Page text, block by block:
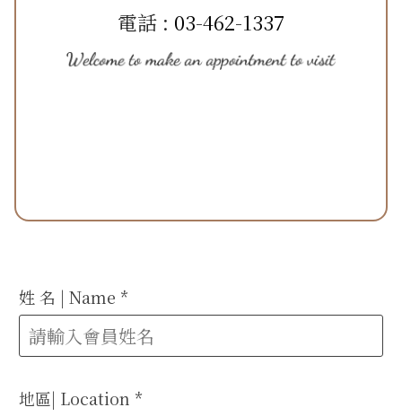
電話 : 03-462-1337
姓 名 | Name *
地區| Location *